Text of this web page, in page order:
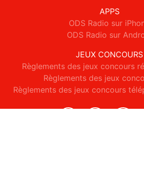
APPS
ODS Radio sur
ODS Radio sur
JEUX CONCOURS
Règlements des jeux concours
Règlements des jeux
Règlements des jeux concours